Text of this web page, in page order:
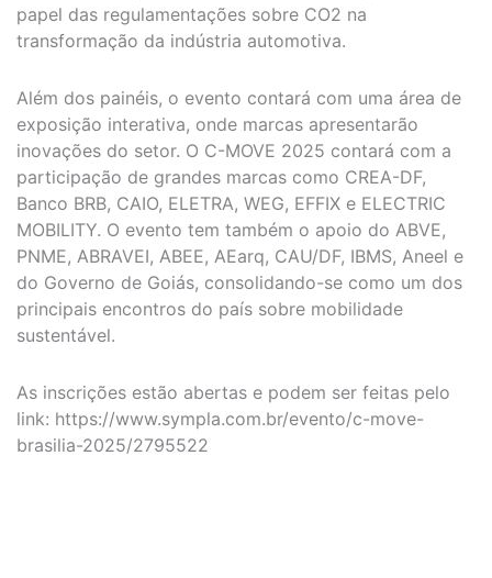
papel das regulamentações sobre CO2 na
transformação da indústria automotiva.
Além dos painéis, o evento contará com uma área de
exposição interativa, onde marcas apresentarão
inovações do setor. O C-MOVE 2025 contará com a
participação de grandes marcas como CREA-DF,
Banco BRB, CAIO, ELETRA, WEG, EFFIX e ELECTRIC
MOBILITY. O evento tem também o apoio do ABVE,
PNME, ABRAVEI, ABEE, AEarq, CAU/DF, IBMS, Aneel e
do Governo de Goiás, consolidando-se como um dos
principais encontros do país sobre mobilidade
sustentável.
As inscrições estão abertas e podem ser feitas pelo
link: https://www.sympla.com.br/evento/c-move-
brasilia-2025/2795522